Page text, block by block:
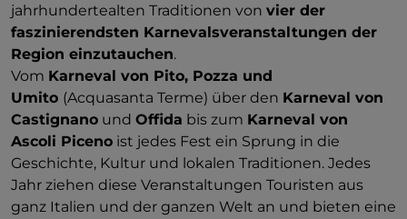
jahrhundertealten Traditionen von vier der
faszinierendsten Karnevalsveranstaltungen der
Region einzutauchen.
Vom Karneval von Pito, Pozza und
Umito (Acquasanta Terme) über den Karneval von
Castignano und Offida bis zum Karneval von
Ascoli Piceno ist jedes Fest ein Sprung in die
Geschichte, Kultur und lokalen Traditionen. Jedes
Jahr ziehen diese Veranstaltungen Touristen aus
ganz Italien und der ganzen Welt an und bieten eine